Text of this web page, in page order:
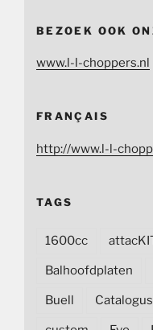
BEZOEK OOK
www.l-l-choppers.nl
FRANÇAIS
http://www.l-l-
TAGS
1600cc
Balhoofdplaten
Buell Catalogus